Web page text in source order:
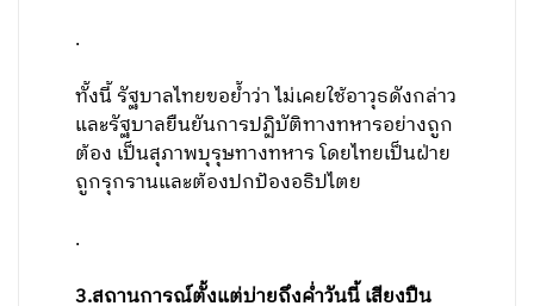
.
ทั้งนี้ รัฐบาลไทยขอย้ำว่า ไม่เคยใช้อาวุธดังกล่าว
และรัฐบาลยืนยันการปฏิบัติทางทหารอย่างถูก
ต้อง เป็นสุภาพบุรุษทางทหาร โดยไทยเป็นฝ่าย
ถูกรุกรานและต้องปกป้องอธิปไตย
.
3.สถานการณ์ตั้งแต่บ่ายถึงค่ำวันนี้ เสียงปืน